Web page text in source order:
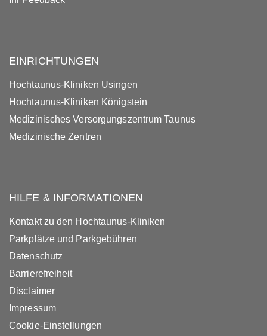
EINRICHTUNGEN
Hochtaunus-Kliniken Usingen
Hochtaunus-Kliniken Königstein
Medizinisches Versorgungszentrum Taunus
Medizinische Zentren
HILFE & INFORMATIONEN
Kontakt zu den Hochtaunus-Kliniken
Parkplätze und Parkgebühren
Datenschutz
Barrierefreiheit
Disclaimer
Impressum
Cookie-Einstellungen